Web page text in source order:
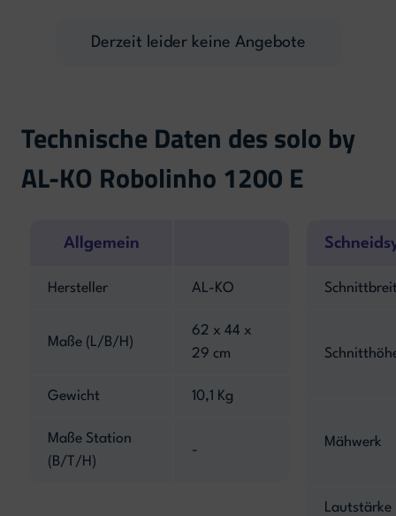
Derzeit leider keine Angebote
Technische Daten des solo by
AL-KO Robolinho 1200 E
Allgemein
Hersteller AL-KO
Maße (L/B/H)
62 x 44 x
29 cm
Gewicht 10,1 Kg
Maße Station
(B/T/H)
-
Mähwerk
Lautstärke